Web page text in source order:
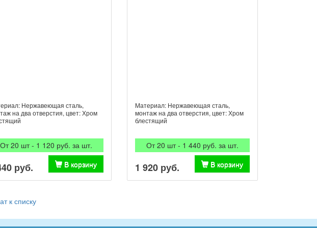
Нержавеющая сталь,
на два отверстия, цвет: Хром
От 20 шт - 1 120 руб. за шт.
руб. В корзину
Материал: Нержавеющая сталь,
монтаж на два отверстия, цвет: Хром
блестящий
От 20 шт - 1 440 руб. за шт.
1 920 руб. В корзину
к списку